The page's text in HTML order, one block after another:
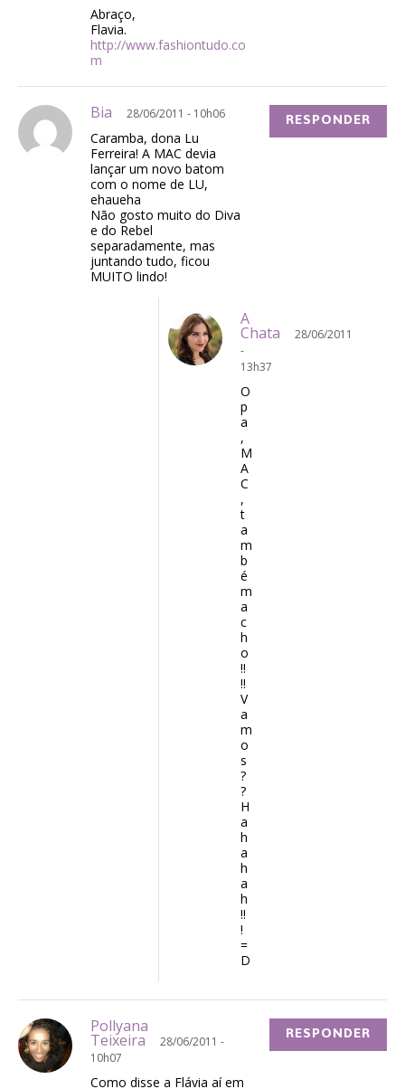
Abraço,
Flavia.
http://www.fashiontudo.co
m
Bia 28/06/2011 - 10h06
Caramba, dona Lu
Ferreira! A MAC devia
lançar um novo batom
com o nome de LU,
ehaueha
Não gosto muito do Diva
e do Rebel
separadamente, mas
juntando tudo, ficou
MUITO lindo!
RESPONDER
A
Chata
28/06/2011
-
13h37
O
p
a
,
M
A
C
,
t
a
m
b
é
m
a
c
h
o
!!
!!
V
a
m
o
s
?
?
H
a
h
a
h
a
h
!!
!
=
D
Pollyana
Teixeira
28/06/2011 -
10h07
Como disse a Flávia aí em
RESPONDER